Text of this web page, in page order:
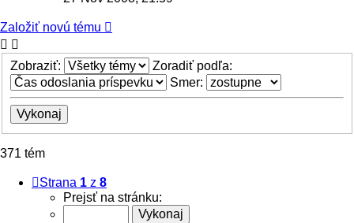
Založiť novú tému
Zobraziť:
Zoradiť podľa:
Smer:
371 tém
Strana 1 z 8
Prejsť na stránku: